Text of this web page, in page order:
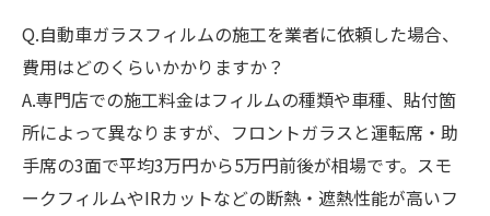
Q.自動車ガラスフィルムの施工を業者に依頼した場合、
費用はどのくらいかかりますか？
A.専門店での施工料金はフィルムの種類や車種、貼付箇
所によって異なりますが、フロントガラスと運転席・助
手席の3面で平均3万円から5万円前後が相場です。スモ
ークフィルムやIRカットなどの断熱・遮熱性能が高いフ